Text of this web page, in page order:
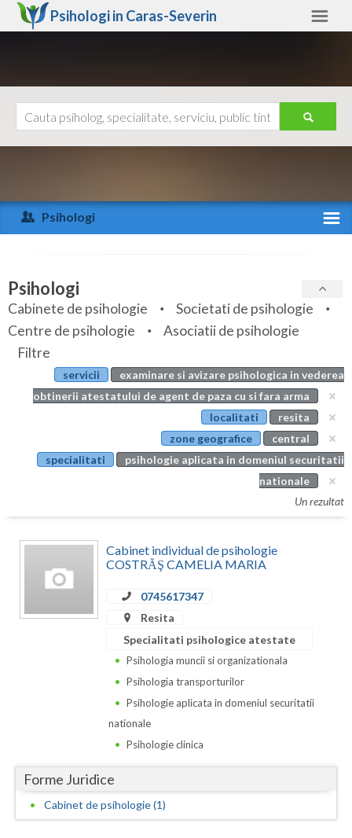
Psihologi in Caras-Severin
Arad
Arges
Bihor
Bistrita-Nasaud
Botosani
Braila
Bucuresti
Calarasi
Constanta
Giurgiu
Gorj
Ajutor
Psihologi
Specialitati
Servicii
Articole
Evenimente
Psihologi
Cabinete de psihologie
Societati de psihologie
Centre de psihologie
Asociatii de psihologie
Filtre
servicii
examinare si avizare psihologica in vederea
obtinerii atestatului de agent de paza cu si fara arma
localitati
resita
zone geografice
central
specialitati
psihologie aplicata in domeniul securitatii
nationale
Un rezultat
Cabinet individual de psihologie
COSTRĂŞ CAMELIA MARIA
0745617347
Resita
Specialitati psihologice atestate
Psihologia muncii si organizationala
Psihologia transporturilor
Psihologie aplicata in domeniul securitatii
nationale
Psihologie clinica
Forme Juridice
Cabinet de psihologie (1)